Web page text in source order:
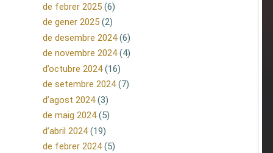
de febrer 2025 (6)
de gener 2025 (2)
de desembre 2024(6)
de novembre 2024(4)
d’octubre 2024(16)
de setembre 2024(7)
d’agost 2024(3)
de maig 2024(5)
d’abril 2024(19)
de febrer 2024(5)